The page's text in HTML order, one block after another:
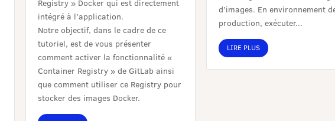
Registry » Docker qui est directement
intégré à l’application.
Notre objectif, dans le cadre de ce
tutoriel, est de vous présenter
comment activer la fonctionnalité «
Container Registry » de GitLab ainsi
que comment utiliser ce Registry pour
stocker des images Docker.
d’images. En environnement
production, exécuter...
LIRE PLUS